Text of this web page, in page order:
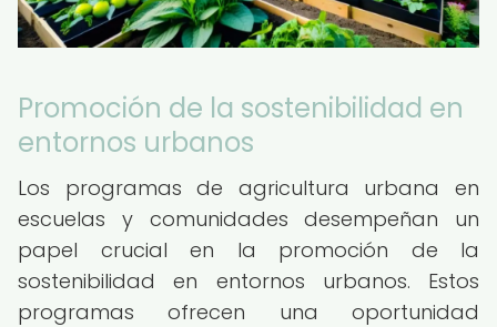
Promoción de la sostenibilidad en
entornos urbanos
Los programas de agricultura urbana en
escuelas y comunidades desempeñan un
papel crucial en la promoción de la
sostenibilidad en entornos urbanos. Estos
programas ofrecen una oportunidad